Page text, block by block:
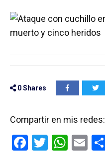
0Shares
Compartir en mis redes:
F
T
W E